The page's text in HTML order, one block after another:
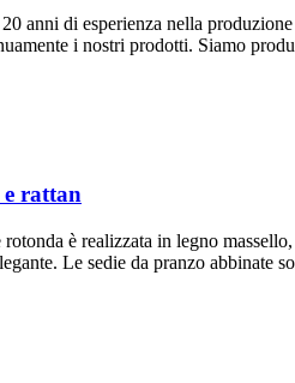
anni di esperienza nella
i nostri prodotti. Siamo
e rattan
è realizzata in legno
Le sedie da pranzo